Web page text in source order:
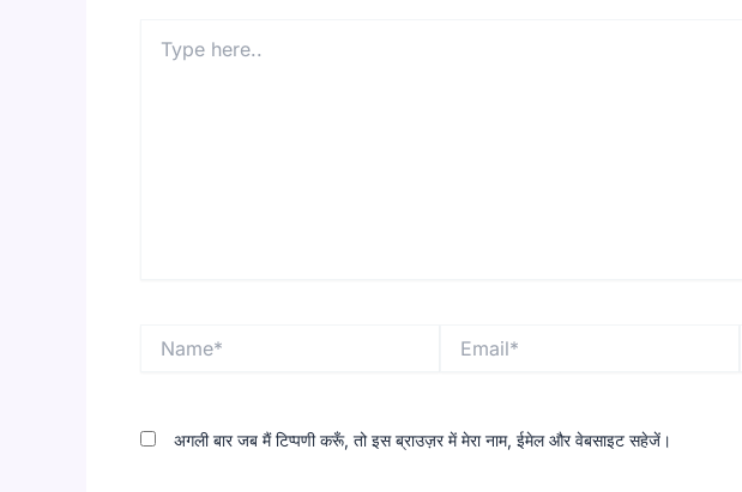
here..
अगली बार जब मैं टिप्पणी करूँ, तो इस ब्राउज़र में मेरा नाम, ईमेल और वेबसाइट सहेजें।